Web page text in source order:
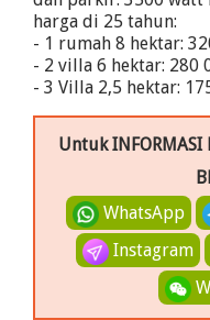
harga di 25 tahun:
- 1 rumah 8 hektar:
- 2 villa 6 hektar: 280
- 3 Villa 2,5 hektar: 175
Untuk INFORMASI
WhatsApp
Instagram